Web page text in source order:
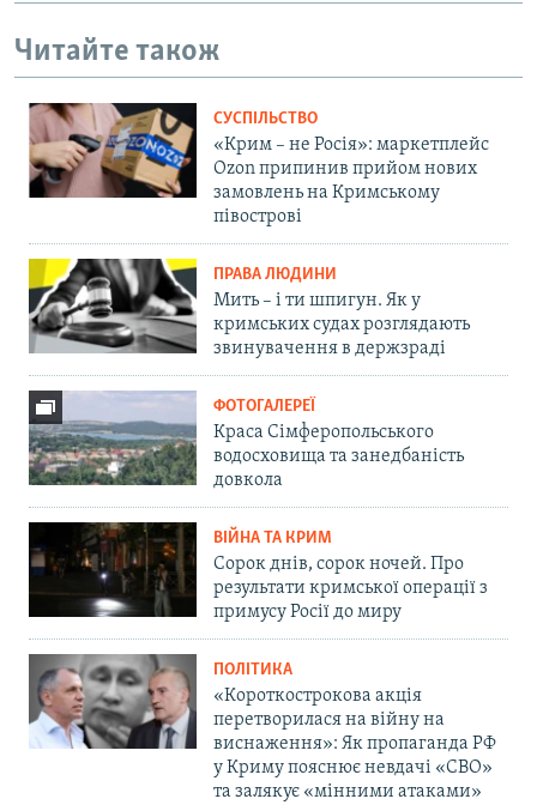
Читайте також
СУСПІЛЬСТВО
«Крим – не Росія»: маркетплейс
Ozon припинив прийом нових
замовлень на Кримському
півострові
ПРАВА ЛЮДИНИ
Мить – і ти шпигун. Як у
кримських судах розглядають
звинувачення в держзраді
ФОТОГАЛЕРЕЇ
Краса Сімферопольського
водосховища та занедбаність
довкола
ВІЙНА ТА КРИМ
Сорок днів, сорок ночей. Про
результати кримської операції з
примусу Росії до миру
ПОЛІТИКА
«Короткострокова акція
перетворилася на війну на
виснаження»: Як пропаганда РФ
у Криму пояснює невдачі «СВО»
та залякує «мінними атаками»